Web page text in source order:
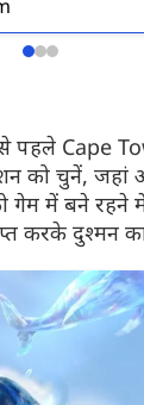
पहले Cape
को चुनें, जहां
में बने रहने में
करके दुश्मन